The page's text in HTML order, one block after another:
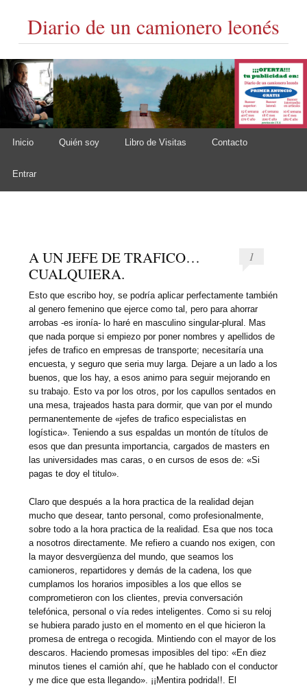
Diario de un camionero leonés
Main menu
Skip to content
Inicio Quién soy Libro de Visitas Contacto
Entrar
A UN JEFE DE TRAFICO…
CUALQUIERA.
1
Esto que escribo hoy, se podría aplicar perfectamente también
al genero femenino que ejerce como tal, pero para ahorrar
arrobas -es ironía- lo haré en masculino singular-plural. Mas
que nada porque si empiezo por poner nombres y apellidos de
jefes de trafico en empresas de transporte; necesitaría una
encuesta, y seguro que seria muy larga. Dejare a un lado a los
buenos, que los hay, a esos animo para seguir mejorando en
su trabajo. Esto va por los otros, por los capullos sentados en
una mesa, trajeados hasta para dormir, que van por el mundo
permanentemente de «jefes de trafico especialistas en
logística». Teniendo a sus espaldas un montón de títulos de
esos que dan presunta importancia, cargados de masters en
las universidades mas caras, o en cursos de esos de: «Si
pagas te doy el titulo».
Claro que después a la hora practica de la realidad dejan
mucho que desear, tanto personal, como profesionalmente,
sobre todo a la hora practica de la realidad. Esa que nos toca
a nosotros directamente. Me refiero a cuando nos exigen, con
la mayor desvergüenza del mundo, que seamos los
camioneros, repartidores y demás de la cadena, los que
cumplamos los horarios imposibles a los que ellos se
comprometieron con los clientes, previa conversación
telefónica, personal o vía redes inteligentes. Como si su reloj
se hubiera parado justo en el momento en el que hicieron la
promesa de entrega o recogida. Mintiendo con el mayor de los
descaros. Haciendo promesas imposibles del tipo: «En diez
minutos tienes el camión ahí, que he hablado con el conductor
y me dice que esta llegando». ¡¡Mentira podrida!!. El